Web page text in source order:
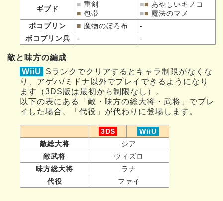
ギブド
■ 重剣
■ 包帯
■■ あやしいキノコ
■■ 魔法のマメ
ボコブリン
■ 魔物のぼろ布
-
ボコブリン兵
- -
敵と味方の編成
WiiU
Sランクでクリアするとキャラ制限がなくな
り、アゲハ/ミドナ以外でプレイできるようになり
ます（3DS版は最初から制限なし）。
以下の表にある「敵・味方の総大将・武将」でプレ
イした場合、「代役」が代わりに登場します。
3DS
WiiU
敵総大将
シア
敵武将
ウィズロ
味方総大将
ラナ
代役
ファイ